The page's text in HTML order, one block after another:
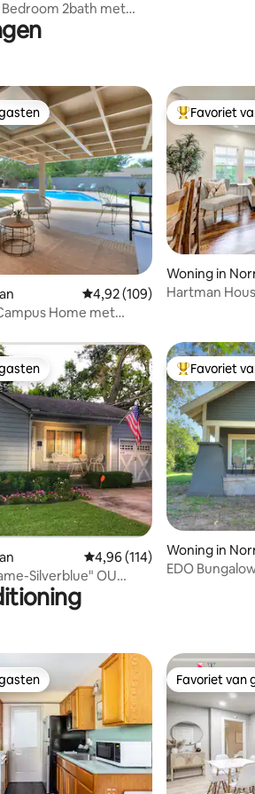
Bedroom 2bath met
op 5, 213 recensies
gasten
Gemiddelde beoordeling
4,92 (109)
Home met
Topfavoriet
Favoriet
Woning in
Hartman
op 5, 127 recensies
gasten
Gemiddelde beoordeling
4,96 (114)
Silverblue" OU
Topfavoriet
Favoriet
Woning in
EDO
gasten Favoriet van
Favoriet van